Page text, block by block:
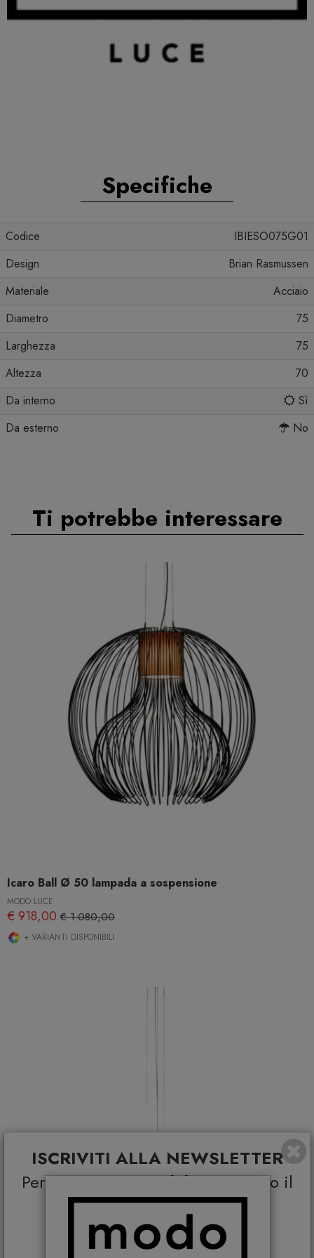
ISCRIVITI ALLA NEWSLETTER
PerTEunosconto del 5%su tutto il
catalogo e
Coupon esclusivi su brand
selezionati*
Specifiche
Codice
IBIESO075G01
Design
Brian Rasmussen
Materiale
Acciaio
Diametro
75
Larghezza
75
Altezza
70
Da interno
Sì
Da esterno
No
Ti potrebbe interessare
Icaro Ball Ø 50 lampada a sospensione
MODO LUCE
€ 918,00 € 1.080,00
+ VARIANTI DISPONIBILI